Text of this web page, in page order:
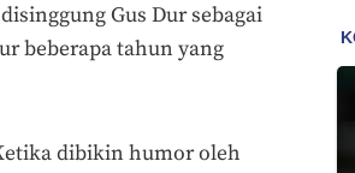
Gus Dur sebagai
beberapa tahun yang
dibikin humor oleh